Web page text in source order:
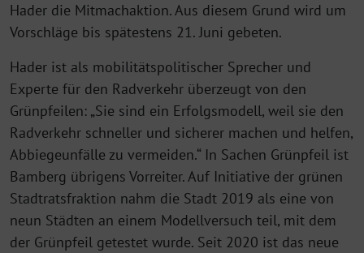
Hader die Mitmachaktion. Aus diesem Grund wird um
Vorschläge bis spätestens 21. Juni gebeten.
Hader ist als mobilitätspolitischer Sprecher und
Experte für den Radverkehr überzeugt von den
Grünpfeilen: „Sie sind ein Erfolgsmodell, weil sie den
Radverkehr schneller und sicherer machen und helfen,
Abbiegeunfälle zu vermeiden.“ In Sachen Grünpfeil ist
Bamberg übrigens Vorreiter. Auf Initiative der grünen
Stadtratsfraktion nahm die Stadt 2019 als eine von
neun Städten an einem Modellversuch teil, mit dem
der Grünpfeil getestet wurde. Seit 2020 ist das neue